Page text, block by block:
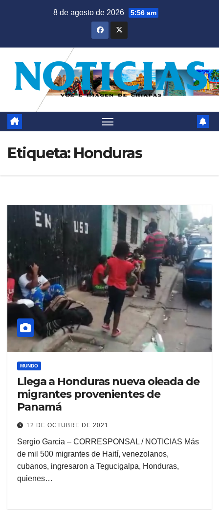
8 de agosto de 2026 5:56 am
Etiqueta: Honduras
MUNDO
Llega a Honduras nueva oleada de
migrantes provenientes de
Panamá
12 DE OCTUBRE DE 2021
Sergio Garcia – CORRESPONSAL / NOTICIAS Más
de mil 500 migrantes de Haití, venezolanos,
cubanos, ingresaron a Tegucigalpa, Honduras,
quienes…